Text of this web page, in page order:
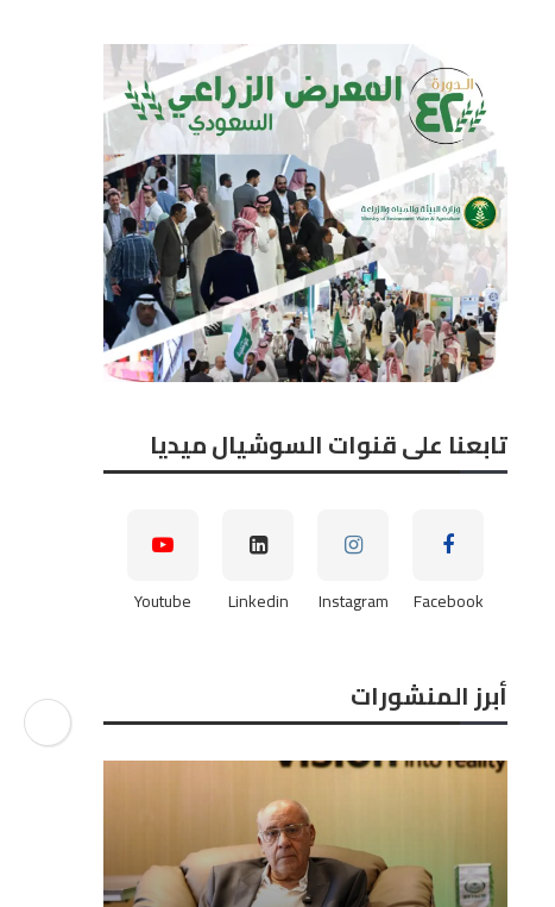
تابعنا على قنوات السوشيال ميديا
Facebook
Instagram
Linkedin
Youtube
أبرز المنشورات